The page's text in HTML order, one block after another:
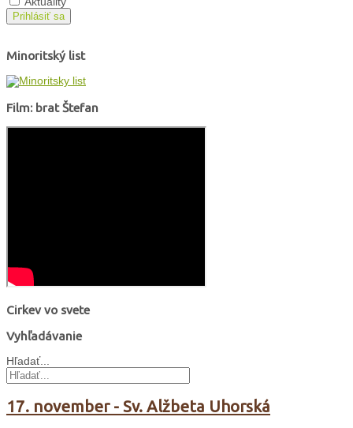
Prihlásiť sa
Minoritský list
Film: brat Štefan
Cirkev vo svete
Vyhľadávanie
Hľadať...
17. november - Sv. Alžbeta Uhorská